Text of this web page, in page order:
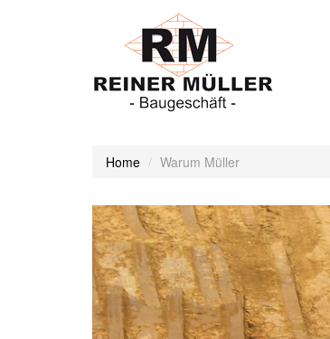
Home Warum Müller